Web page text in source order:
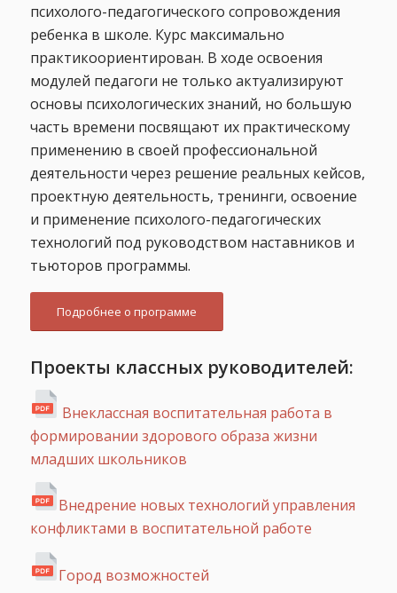
психолого-педагогического сопровождения
ребенка в школе. Курс максимально
практикоориентирован. В ходе освоения
модулей педагоги не только актуализируют
основы психологических знаний, но большую
часть времени посвящают их практическому
применению в своей профессиональной
деятельности через решение реальных кейсов,
проектную деятельность, тренинги, освоение
и применение психолого-педагогических
технологий под руководством наставников и
тьюторов программы.
Подробнее о программе
Проекты классных руководителей:
Внеклассная воспитательная работа в
формировании здорового образа жизни
младших школьников
Внедрение новых технологий управления
конфликтами в воспитательной работе
Город возможностей